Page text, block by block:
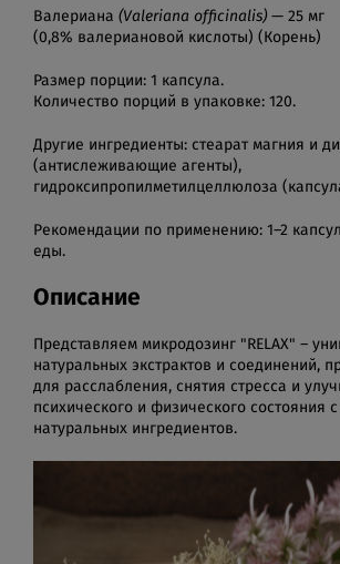
Валериана (Valeriana officinalis) — 25 мг
(0,8% валериановой кислоты) (Корень)
Размер порции: 1 капсула.
Количество порций в упаковке: 120.
Другие ингредиенты: стеарат магния и
(антислеживающие агенты),
гидроксипропилметилцеллюлоза
Рекомендации по применению: 1–2
еды.
Описание
Представляем микродозинг "RELAX" –
натуральных экстрактов и соединений,
для расслабления, снятия стресса и
психического и физического состояния
натуральных ингредиентов.